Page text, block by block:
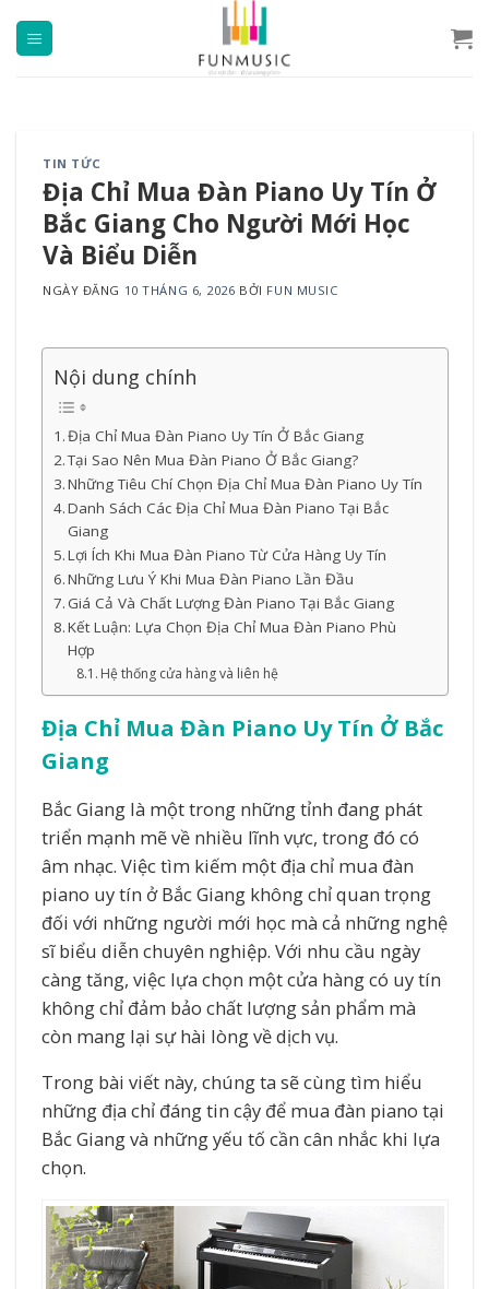
đến
TIN TỨC
Địa Chỉ Mua Đàn Piano Uy Tín Ở
Bắc Giang Cho Người Mới Học
Và Biểu Diễn
NGÀY ĐĂNG 10 THÁNG 6, 2026 BỞI FUN MUSIC
Nội dung chính
Địa Chỉ Mua Đàn Piano Uy Tín Ở Bắc Giang
Tại Sao Nên Mua Đàn Piano Ở Bắc Giang?
Những Tiêu Chí Chọn Địa Chỉ Mua Đàn Piano Uy Tín
Danh Sách Các Địa Chỉ Mua Đàn Piano Tại Bắc
Giang
Lợi Ích Khi Mua Đàn Piano Từ Cửa Hàng Uy Tín
Những Lưu Ý Khi Mua Đàn Piano Lần Đầu
Giá Cả Và Chất Lượng Đàn Piano Tại Bắc Giang
Kết Luận: Lựa Chọn Địa Chỉ Mua Đàn Piano Phù
Hợp
Hệ thống cửa hàng và liên hệ
Địa Chỉ Mua Đàn Piano Uy Tín Ở Bắc
Giang
Bắc Giang là một trong những tỉnh đang phát
triển mạnh mẽ về nhiều lĩnh vực, trong đó có
âm nhạc. Việc tìm kiếm một địa chỉ mua đàn
piano uy tín ở Bắc Giang không chỉ quan trọng
đối với những người mới học mà cả những nghệ
sĩ biểu diễn chuyên nghiệp. Với nhu cầu ngày
càng tăng, việc lựa chọn một cửa hàng có uy tín
không chỉ đảm bảo chất lượng sản phẩm mà
còn mang lại sự hài lòng về dịch vụ.
Trong bài viết này, chúng ta sẽ cùng tìm hiểu
những địa chỉ đáng tin cậy để mua đàn piano tại
Bắc Giang và những yếu tố cần cân nhắc khi lựa
chọn.